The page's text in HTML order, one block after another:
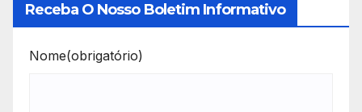
Receba O Nosso Boletim Informativo
Nome(obrigatório)